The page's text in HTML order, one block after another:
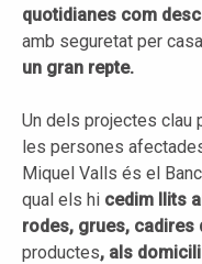
quotidianes com
amb seguretat per
un gran repte.
Un dels projectes clau
les persones
Miquel Valls és el
qual els hi cedim llits
rodes, grues, cadires
productes, als